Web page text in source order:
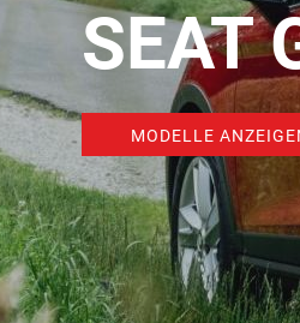
SEAT
MODELLE